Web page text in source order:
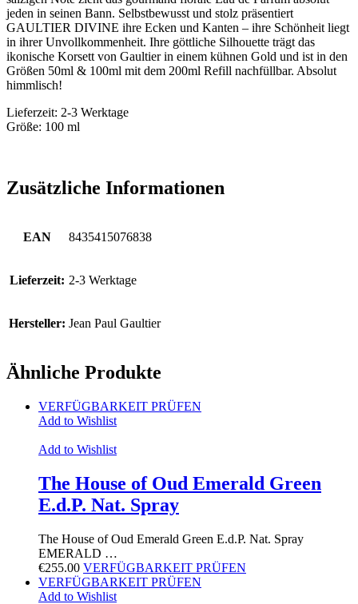
jeden in seinen Bann. Selbstbewusst und stolz präsentiert
GAULTIER DIVINE ihre Ecken und Kanten – ihre Schönheit liegt
in ihrer Unvollkommenheit. Ihre göttliche Silhouette trägt das
ikonische Korsett von Gaultier in einem kühnen Gold und ist in den
Größen 50ml & 100ml mit dem 200ml Refill nachfüllbar. Absolut
himmlisch!
Lieferzeit: 2-3 Werktage
Größe: 100 ml
Zusätzliche Informationen
EAN 8435415076838
Lieferzeit: 2-3 Werktage
Hersteller: Jean Paul Gaultier
Ähnliche Produkte
VERFÜGBARKEIT PRÜFEN
Add to Wishlist
Add to Wishlist
The House of Oud Emerald Green
E.d.P. Nat. Spray
The House of Oud Emerald Green E.d.P. Nat. Spray
EMERALD …
€255.00 VERFÜGBARKEIT PRÜFEN
VERFÜGBARKEIT PRÜFEN
Add to Wishlist